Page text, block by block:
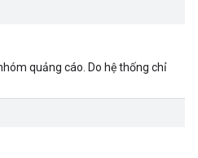
quảng cáo. Do hệ thống chỉ